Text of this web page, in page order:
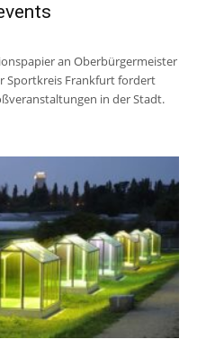
an Oberbürgermeister
Sportkreis Frankfurt fordert
in der Stadt.